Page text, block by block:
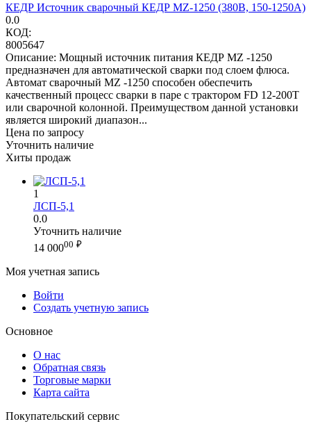
КЕДР Источник сварочный КЕДР MZ-1250 (380В, 150-1250А)
0.0
КОД:
8005647
Описание: Мощный источник питания КЕДР MZ -1250
предназначен для автоматической сварки под слоем флюса.
Автомат сварочный MZ -1250 способен обеспечить
качественный процесс сварки в паре с трактором FD 12-200T
или сварочной колонной. Преимуществом данной установки
является широкий диапазон...
Цена по запросу
Уточнить наличие
Хиты продаж
1
ЛСП-5,1
0.0
Уточнить наличие
14 00000 ₽
Моя учетная запись
Войти
Создать учетную запись
Основное
О нас
Обратная связь
Торговые марки
Карта сайта
Покупательский сервис